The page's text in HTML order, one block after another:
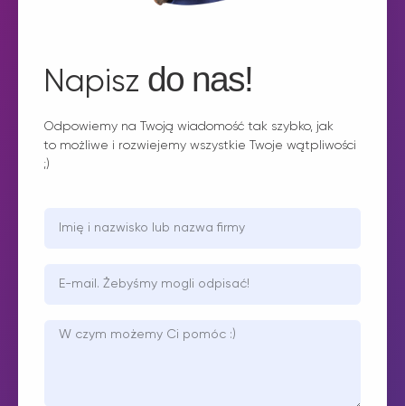
Napisz do nas!
Odpowiemy na Twoją wiadomość tak szybko, jak
to możliwe i rozwiejemy wszystkie Twoje wątpliwości
;)